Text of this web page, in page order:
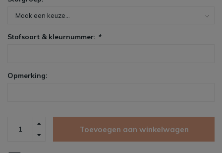
Stofsoort & kleurnummer: *
Opmerking:
Toevoegen aan winkelwagen